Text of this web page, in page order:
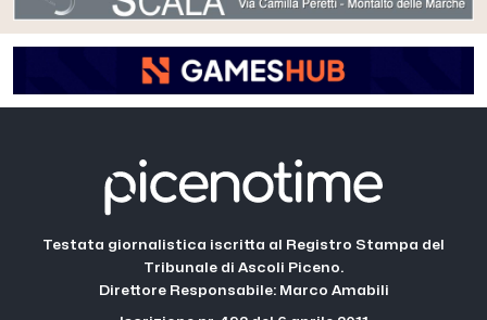
Testata giornalistica iscritta al Registro Stampa del
Tribunale di Ascoli Piceno.
Direttore Responsabile: Marco Amabili